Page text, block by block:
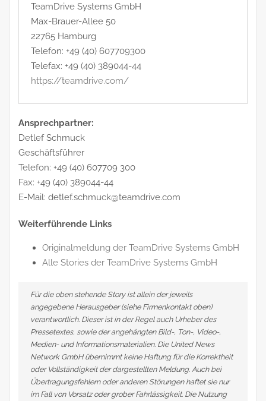
TeamDrive Systems GmbH
Max-Brauer-Allee 50
22765 Hamburg
Telefon: +49 (40) 607709300
Telefax: +49 (40) 389044-44
https://teamdrive.com/
Ansprechpartner:
Detlef Schmuck
Geschäftsführer
Telefon: +49 (40) 607709 300
Fax: +49 (40) 389044-44
E-Mail: detlef.schmuck@teamdrive.com
Weiterführende Links
Originalmeldung der TeamDrive Systems GmbH
Alle Stories der TeamDrive Systems GmbH
Für die oben stehende Story ist allein der jeweils
angegebene Herausgeber (siehe Firmenkontakt oben)
verantwortlich. Dieser ist in der Regel auch Urheber des
Pressetextes, sowie der angehängten Bild-, Ton-, Video-,
Medien- und Informationsmaterialien. Die United News
Network GmbH übernimmt keine Haftung für die Korrektheit
oder Vollständigkeit der dargestellten Meldung. Auch bei
Übertragungsfehlern oder anderen Störungen haftet sie nur
im Fall von Vorsatz oder grober Fahrlässigkeit. Die Nutzung